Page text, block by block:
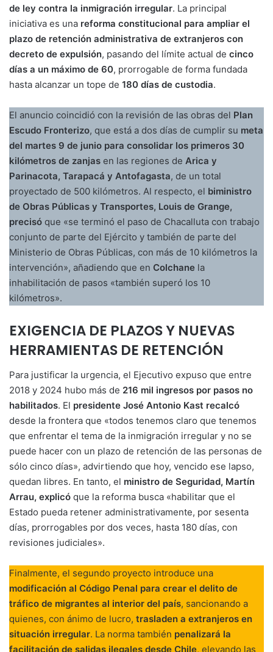
de ley contra la inmigración irregular. La principal
iniciativa es una reforma constitucional para ampliar el
plazo de retención administrativa de extranjeros con
decreto de expulsión, pasando del límite actual de cinco
días a un máximo de 60, prorrogable de forma fundada
hasta alcanzar un tope de 180 días de custodia.
El anuncio coincidió con la revisión de las obras del Plan
Escudo Fronterizo, que está a dos días de cumplir su meta
del martes 9 de junio para consolidar los primeros 30
kilómetros de zanjas en las regiones de Arica y
Parinacota, Tarapacá y Antofagasta, de un total
proyectado de 500 kilómetros. Al respecto, el biministro
de Obras Públicas y Transportes, Louis de Grange,
precisó que «se terminó el paso de Chacalluta con trabajo
conjunto de parte del Ejército y también de parte del
Ministerio de Obras Públicas, con más de 10 kilómetros la
intervención», añadiendo que en Colchane la
inhabilitación de pasos «también superó los 10
kilómetros».
EXIGENCIA DE PLAZOS Y NUEVAS
HERRAMIENTAS DE RETENCIÓN
Para justificar la urgencia, el Ejecutivo expuso que entre
2018 y 2024 hubo más de 216 mil ingresos por pasos no
habilitados. El presidente José Antonio Kast recalcó
desde la frontera que «todos tenemos claro que tenemos
que enfrentar el tema de la inmigración irregular y no se
puede hacer con un plazo de retención de las personas de
sólo cinco días», advirtiendo que hoy, vencido ese lapso,
quedan libres. En tanto, el ministro de Seguridad, Martín
Arrau, explicó que la reforma busca «habilitar que el
Estado pueda retener administrativamente, por sesenta
días, prorrogables por dos veces, hasta 180 días, con
revisiones judiciales».
Finalmente, el segundo proyecto introduce una
modificación al Código Penal para crear el delito de
tráfico de migrantes al interior del país, sancionando a
quienes, con ánimo de lucro, trasladen a extranjeros en
situación irregular. La norma también penalizará la
facilitación de salidas ilegales desde Chile, elevando las